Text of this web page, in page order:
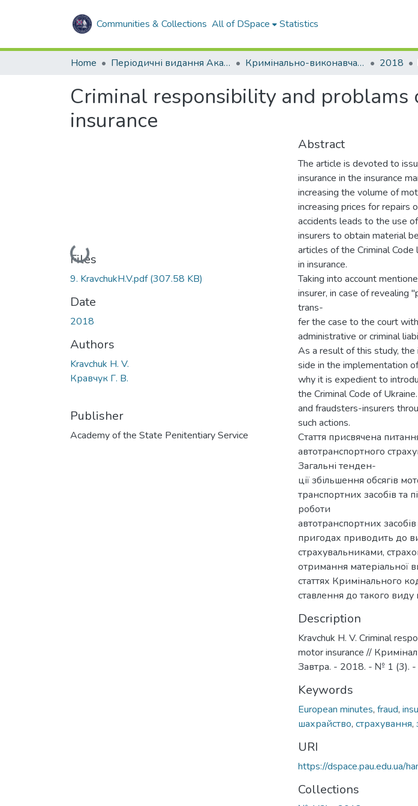
Communities & Collections All of DSpace Statistics
Home Періодичні видання Академії Кримінально-виконавча система. Вчора. Сьогодні. Завтра 2018
Criminal responsibility and
insurance
Loading...
Files
9. KravchukH.V.pdf(307.58 KB)
Date
2018
Authors
Kravchuk H. V.
Кравчук Г. В.
Publisher
Academy of the State Penitentiary Service
Abstract
The article is devoted to
insurance in the insurance
increasing the volume of
increasing prices for repairs
accidents leads to the use
insurers to obtain material
articles of the Criminal
in insurance.
Taking into account
insurer, in case of revealing
trans-
fer the case to the court
administrative or criminal
As a result of this study,
side in the implementation
why it is expedient to
the Criminal Code of
and fraudsters-insurers
such actions.
Стаття присвячена
автотранспортного
Загальні тенден-
ції збільшення обсягів
транспортних засобів та
роботи
автотранспортних
пригодах приводить до
страхувальниками,
отримання матеріальної
статтях Кримінального
ставлення до такого виду
Description
Kravchuk H. V. Criminal
motor insurance //
Завтра. - 2018. - № 1 (3).
Keywords
European minutes, fraud,
шахрайство, страхування,
URI
https://dspace.pau.edu.ua/
Collections